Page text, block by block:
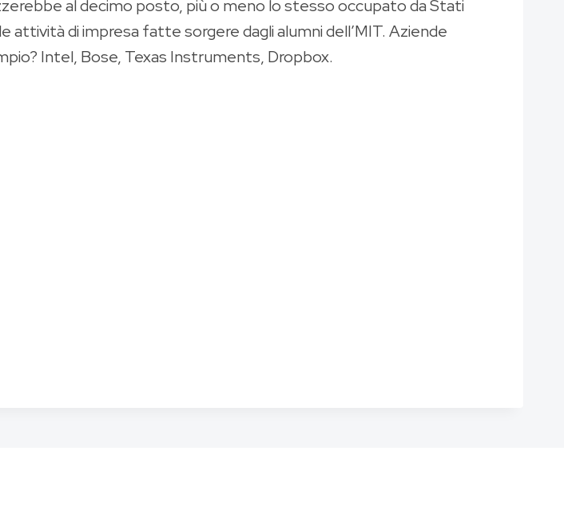
al decimo posto, più o meno lo stesso occupato da Stati
attività di impresa fatte sorgere dagli alumni dell’MIT. Aziende
Intel, Bose, Texas Instruments, Dropbox.